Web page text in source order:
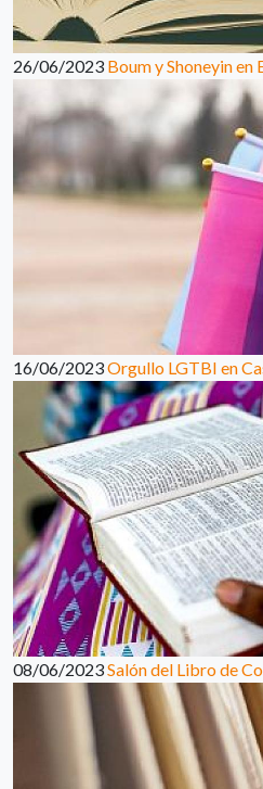
26/06/2023 Boum y Shoneyin en
16/06/2023Orgullo LGTBI en
08/06/2023Salón del Libro de